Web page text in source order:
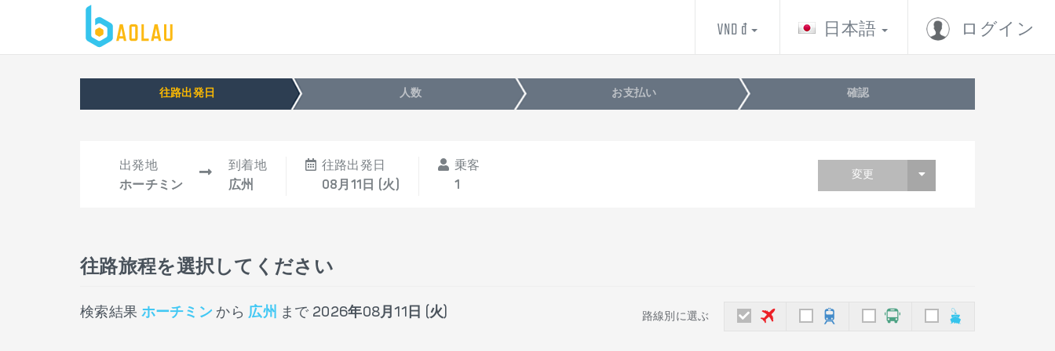
ログイン
日本語
VND đ
往路出発日 人数 お支払い 確認
出発地
ホーチミン
到着地
広州
往路出発日
08月11日 (火)
乗客
1
変更
往路旅程を選択してください
検索結果 ホーチミン から広州 まで 2026年08月11日 (火) 路線別に選ぶ